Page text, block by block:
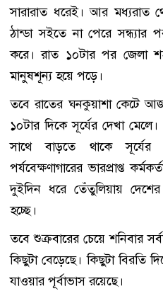
সারারাত ধরেই। আর মধ্যরাত
ঠান্ডা সইতে না পেরে
করে। রাত ১০টার পর জেলা
মানুষশূন্য হয়ে পড়ে।
তবে রাতের ঘনকুয়াশা কেটে
১০টার দিকে সূর্যের দেখা
সাথে বাড়তে থাকে
পর্যবেক্ষণাগারের ভারপ্রাপ্ত
দুইদিন ধরে তেঁতুলিয়ায় দেশের
হচ্ছে।
তবে শুক্রবারের চেয়ে শনিবার
কিছুটা বেড়েছে। কিছুটা বিরতি
যাওয়ার পূর্বাভাস রয়েছে।